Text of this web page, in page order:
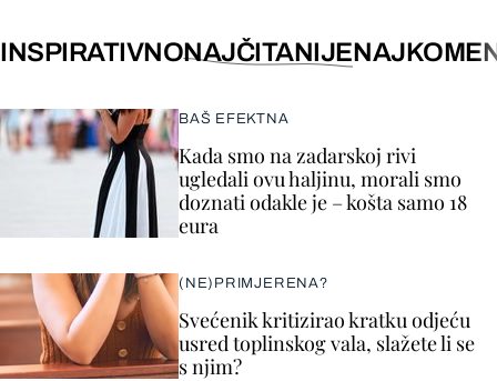
INSPIRATIVNONAJČITANIJE
BAŠ EFEKTNA
Kada smo na zadarskoj rivi
ugledali ovu haljinu, morali smo
doznati odakle je – košta samo 18
eura
(NE)PRIMJERENA?
Svećenik kritizirao kratku odjeću
usred toplinskog vala, slažete li se
s njim?